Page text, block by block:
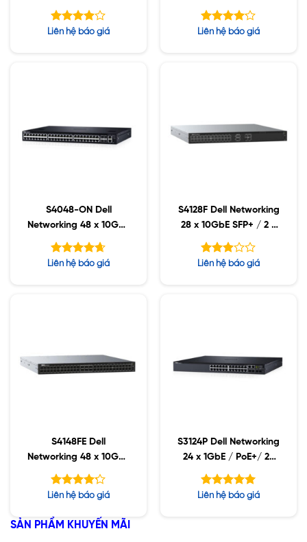
10Gbase-T / 4 x
Được
Liên hệ báo giá
100GbE QSFP28
Được
Liên hệ báo giá
S4048-ON Dell
Networking 48 x 10GbE
SFP+ / 6 x 40GbE
QSFP+
Được xếp
Liên hệ báo giá
S4128F Dell Networking
28 x 10GbE SFP+ / 2 x
QSFP28
Được
Liên hệ báo giá
S4148FE Dell
Networking 48 x 10GbE
SFP+ / 4 x QSFP28 / 2
x QSFP+
Được xếp
4.22
sao
Liên hệ báo giá
S3124P Dell Networking
24 x 1GbE / PoE+/ 2x
10GbE SFP
Được xếp
Liên hệ báo giá
SẢN PHẨM KHUYẾN MÃI